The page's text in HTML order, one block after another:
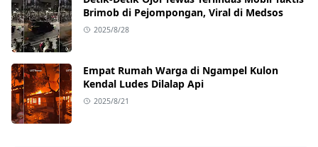
Brimob di Pejompongan, Viral di Medsos
2025/8/28
Empat Rumah Warga di Ngampel Kulon
Kendal Ludes Dilalap Api
2025/8/21